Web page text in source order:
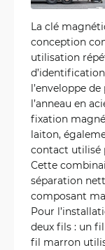
La clé
conception
utilisation
l’enveloppe
l’anneau en
fixation
laiton,
contact utilisé
Cette
séparation
composant
Pour
deux fils : un
fil marron